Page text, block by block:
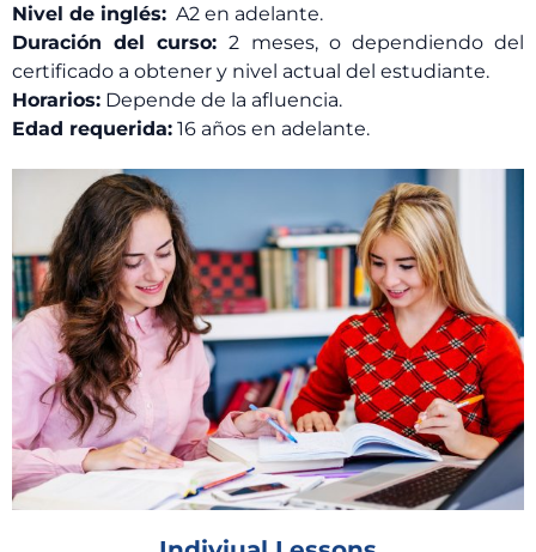
Nivel de inglés: A2 en adelante.
Duración del curso:2 meses, o dependiendo del
certificado a obtener y nivel actual del estudiante.
Horarios: Depende de la afluencia.
Edad requerida: 16 años en adelante.